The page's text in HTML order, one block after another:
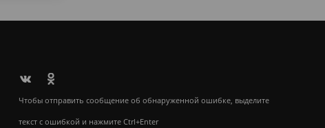
Чтобы отправить сообщение об обнаруженной ошибке, выделите
текст с ошибкой и нажмите Ctrl+Enter